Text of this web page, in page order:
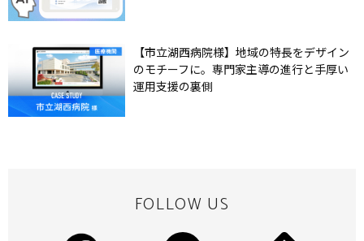
【市立湖西病院様】地域の特長をデザイン
のモチーフに。専門家主導の進行と手厚い
運用支援の裏側
FOLLOW US